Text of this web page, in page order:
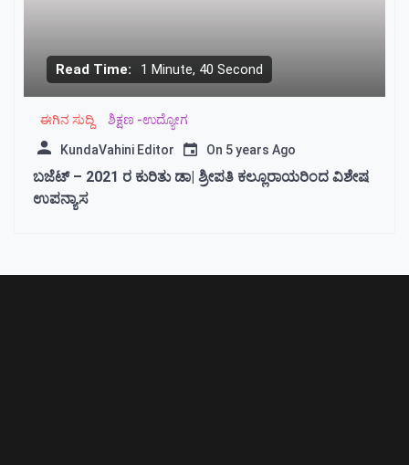
Read Time: 1 Minute, 40 Second
ಈಗಿನ ಸುದ್ದಿ ಶಿಕ್ಷಣ -ಉದ್ಯೋಗ
KundaVahini Editor On 5 years Ago
ಬಜೆಟ್ – 2021 ರ ಕುರಿತು ಡಾ| ಶ್ರೀಪತಿ ಕಲ್ಲೂರಾಯರಿಂದ ವಿಶೇಷ
ಉಪನ್ಯಾಸ